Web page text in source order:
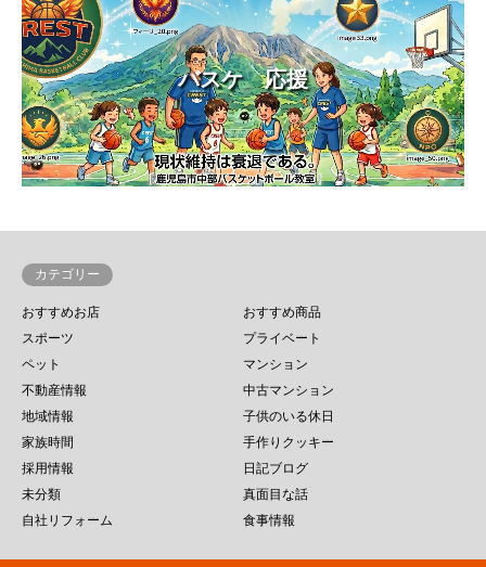
バスケ 応援
カテゴリー
おすすめお店
おすすめ商品
スポーツ
プライベート
ペット
マンション
不動産情報
中古マンション
地域情報
子供のいる休日
家族時間
手作りクッキー
採用情報
日記ブログ
未分類
真面目な話
自社リフォーム
食事情報